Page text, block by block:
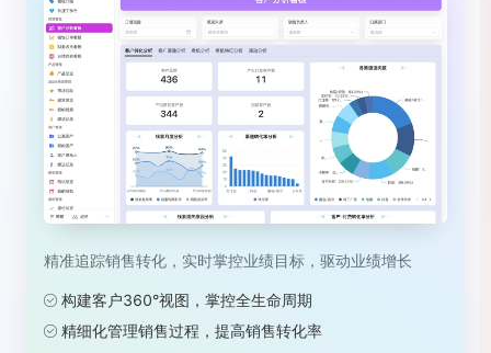
精准追踪销售转化，实时掌控业绩目标，驱动业绩增长
构建客户360°视图，掌控全生命周期
精细化管理销售过程，提高销售转化率